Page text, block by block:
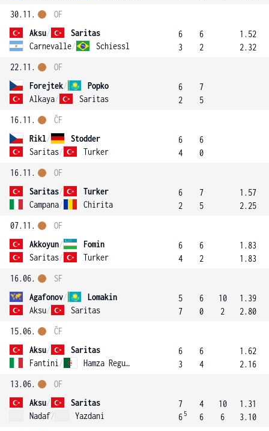
30.11.
Aksu/
Saritas
Carnevalle/ Schiessl
OF
6
3
6
2
1.52
2.32
22.11.
Forejtek/
Popko
Alkaya/ Saritas
OF
6
2
7
5
16.11.
Rikl/
Stodder
Saritas/ Turker
ČF
6
4
6
0
16.11.
Saritas/
Turker
Campana/ Chirita
OF
6
2
7
5
1.57
2.25
07.11.
Akkoyun/
Fomin
Saritas/ Turker
OF
6
4
6
2
1.83
1.83
16.06.
Agafonov/
Lomakin
Aksu/ Saritas
SF
5
7
6
0
10
2
1.39
2.80
15.06.
Aksu/
Saritas
Fantini / Hamza Reguig
ČF
6
3
6
4
1.62
2.16
13.06.
Aksu/
Saritas
Nadaf/ Yazdani
OF
7
6 5
4
6
10
6
1.31
3.10